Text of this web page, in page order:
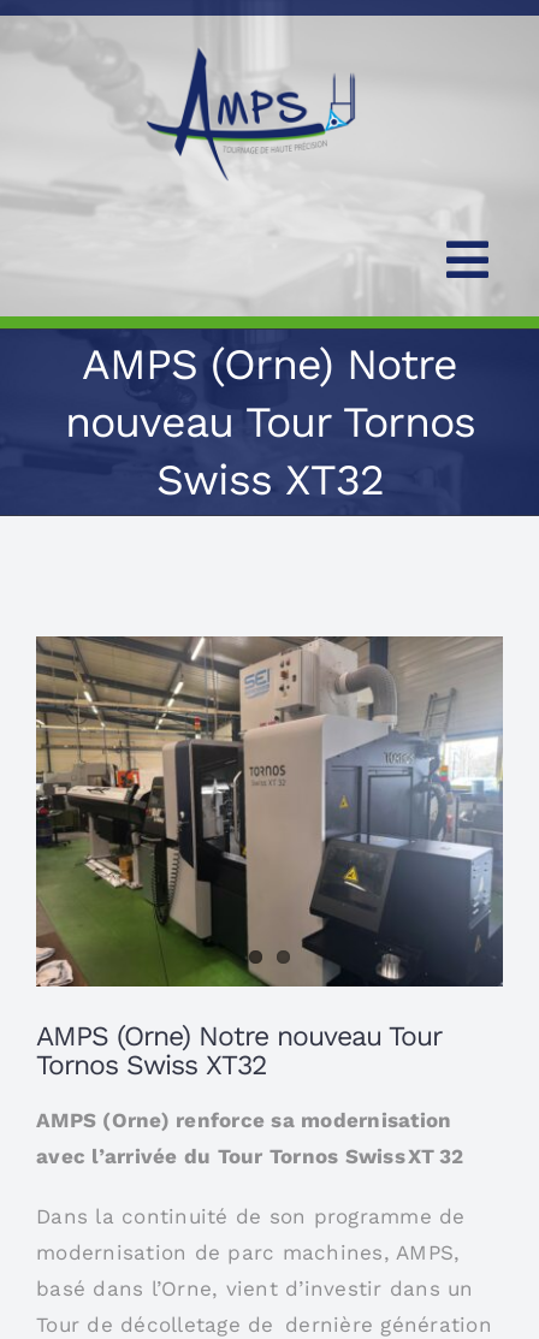
Skip
to
Accueil
Notre Entreprise
Secteurs d’activité
Qualité
Contact
Notre Linkedin
AMPS (Orne) Notre
nouveau Tour Tornos
Swiss XT32
View
Larger
Image
AMPS (Orne) Notre nouveau Tour
Tornos Swiss XT32
AMPS (Orne) renforce sa modernisation
avec l’arrivée du Tour Tornos Swiss XT 32
Dans la continuité de son programme de
modernisation de parc machines, AMPS,
basé dans l’Orne, vient d’investir dans un
Tour de décolletage de dernière génération